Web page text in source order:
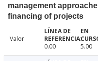
management
financing of projects
Valor
0.00
5.00